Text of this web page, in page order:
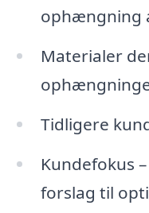
ophængning
Materialer
Tidligere
Kundefokus
forslag til